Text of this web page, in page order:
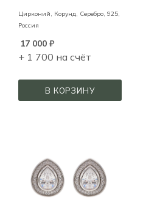
Цирконий, Корунд, Серебро, 925,
Россия
17 000₽
+ 1 700 на счёт
В КОРЗИНУ